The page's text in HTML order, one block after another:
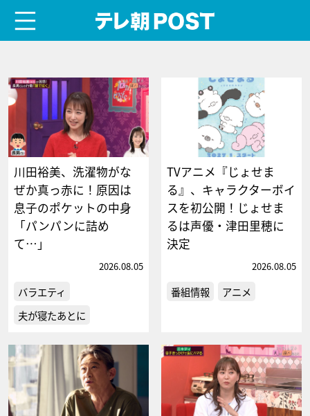
川田裕美、洗濯物がな
ぜか真っ赤に！原因は
息子のポケットの中身
「パンパンに詰め
て…」
2026.08.05
バラエティ
夫が寝たあとに
TVアニメ『じょせま
る』、キャラクターボイ
スを初公開！じょせま
るは声優・津田里穂に
決定
2026.08.05
番組情報 アニメ